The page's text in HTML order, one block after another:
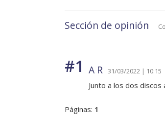
Sección de opinión
#1 A R 31/03/2022 | 10:15
Junto a los dos
Páginas: 1